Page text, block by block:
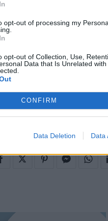
opt-out of processing my
opt-out of Collection, Use,
Data that Is Unrelated
CONFIRM
Data Deletion Data
Aυτά τα 3 στυλ
που χρειάζεσαι φέτος
p/